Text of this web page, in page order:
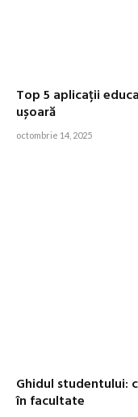
Top 5 aplicații
ușoară
octombrie 14, 2025
Ghidul studentului:
în facultate